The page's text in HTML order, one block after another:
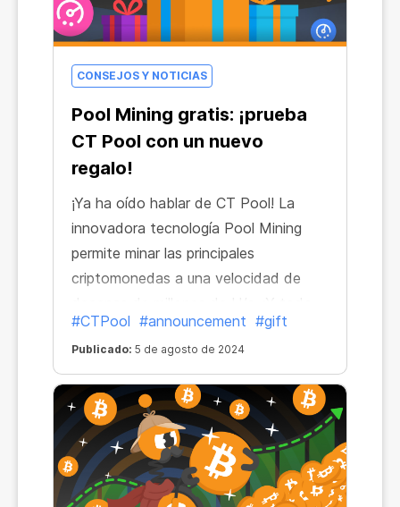
CONSEJOS Y NOTICIAS
Pool Mining gratis: ¡prueba
CT Pool con un nuevo
regalo!
¡Ya ha oído hablar de CT Pool! La
innovadora tecnología Pool Mining
permite minar las principales
criptomonedas a una velocidad de
ello sin utilizar la potencia de tu
dispositivo!
#CTPool #announcement #gift
Publicado: 5 de agosto de 2024